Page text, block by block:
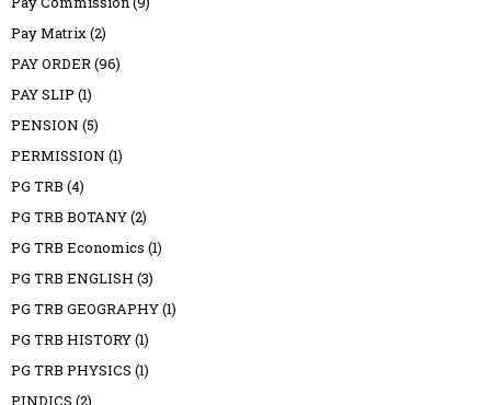
Pay Matrix (2)
PAY ORDER (96)
PAY SLIP (1)
PENSION (5)
PERMISSION (1)
PG TRB (4)
PG TRB BOTANY(2)
PG TRB Economics (1)
PG TRB ENGLISH (3)
PG TRB GEOGRAPHY(1)
PG TRB HISTORY(1)
PG TRB PHYSICS (1)
PINDICS (2)